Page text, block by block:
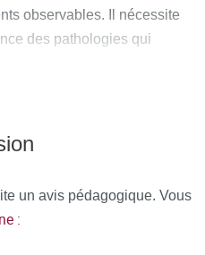
pédagogique :
; Philosophe ;
UFR IHSS, Université
généraliste ; Directrice de
aux opiacés
; Membre de Techno+ et
français des
observables. Il nécessite
des pathologies qui
et de ses
Ce D.U a été aussi
ou spécialistes,
un avis pédagogique. Vous
: